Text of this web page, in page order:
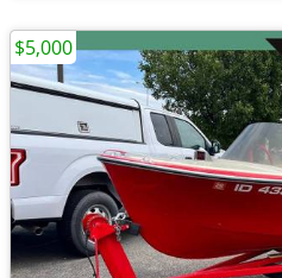
$5,000